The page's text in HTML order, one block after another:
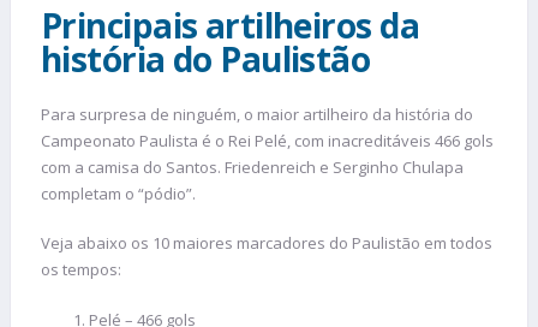
Principais artilheiros da
história do Paulistão
Para surpresa de ninguém, o maior artilheiro da história do
Campeonato Paulista é o Rei Pelé, com inacreditáveis 466 gols
com a camisa do Santos. Friedenreich e Serginho Chulapa
completam o “pódio”.
Veja abaixo os 10 maiores marcadores do Paulistão em todos
os tempos:
Pelé – 466 gols